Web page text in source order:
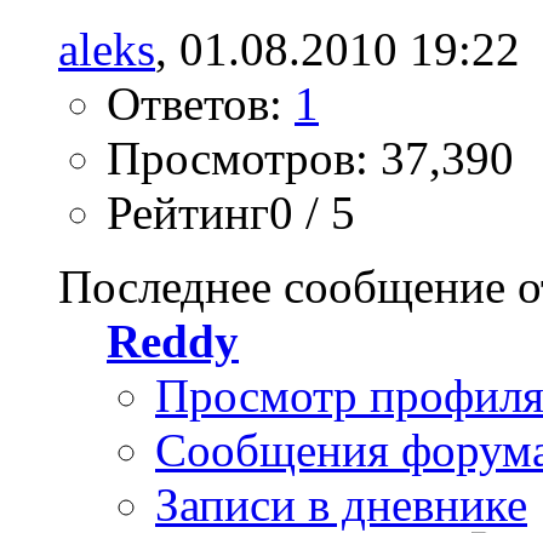
aleks, 01.08.2010 19:22
Ответов: 1
Просмотров: 37,390
Рейтинг0 / 5
Последнее сообщение
Reddy
Просмотр профиля
Сообщения
Записи в дневнике